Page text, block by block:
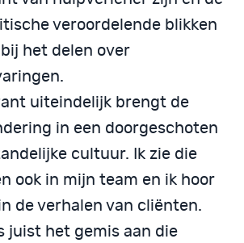
veroordelende blikken
bij het delen over
uiteindelijk brengt de
in een doorgeschoten
cultuur. Ik zie die
ook in mijn team en ik hoor
de verhalen van cliënten.
juist het gemis aan die